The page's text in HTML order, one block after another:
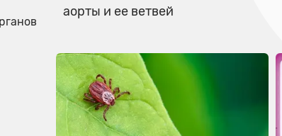
аорты и ее ветвей